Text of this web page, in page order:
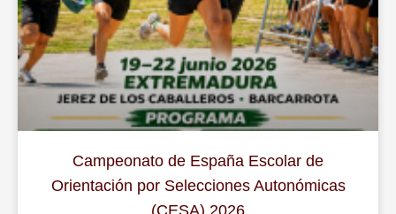
Campeonato de España Escolar de
Orientación por Selecciones Autonómicas